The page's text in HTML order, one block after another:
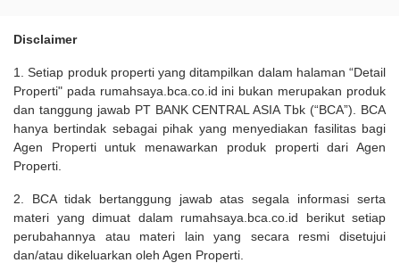
Disclaimer
1. Setiap produk properti yang ditampilkan dalam halaman “Detail
Properti" pada rumahsaya.bca.co.id ini bukan merupakan produk
dan tanggung jawab PT BANK CENTRAL ASIA Tbk (“BCA”). BCA
hanya bertindak sebagai pihak yang menyediakan fasilitas bagi
Agen Properti untuk menawarkan produk properti dari Agen
Properti.
2. BCA tidak bertanggung jawab atas segala informasi serta
materi yang dimuat dalam rumahsaya.bca.co.id berikut setiap
perubahannya atau materi lain yang secara resmi disetujui
dan/atau dikeluarkan oleh Agen Properti.